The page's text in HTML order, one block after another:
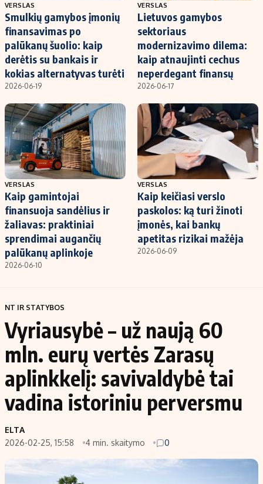
VERSLAS
Smulkių gamybos įmonių
finansavimas po
palūkanų šuolio: kaip
derėtis su bankais ir
kokias alternatyvas turėti
2026-06-19
VERSLAS
Lietuvos gamybos
sektoriaus
modernizavimo dilema:
kaip atnaujinti cechus
neperdegant finansų
2026-06-17
VERSLAS
Kaip gamintojai
finansuoja sandėlius ir
žaliavas: praktiniai
sprendimai augančių
palūkanų aplinkoje
2026-06-10
VERSLAS
Kaip keičiasi verslo
paskolos: ką turi žinoti
įmonės, kai bankų
apetitas rizikai mažėja
2026-06-09
NT IR STATYBOS
Vyriausybė – už naują 60
mln. eurų vertės Zarasų
aplinkkelį: savivaldybė tai
vadina istoriniu perversmu
ELTA
2026-02-25, 15:58
4 min. skaitymo 0